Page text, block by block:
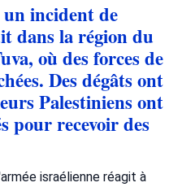
incident de
dans la région du
où des forces de
Des dégâts ont
Palestiniens ont
pour recevoir des
israélienne réagit à